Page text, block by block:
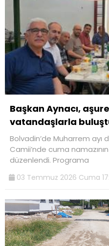
Başkan Aynacı,
vatandaşlarla
Bolvadin’de Muharrem ayı
Camii’nde cuma
düzenlendi. Programa
03 Temmuz 2026 Cuma